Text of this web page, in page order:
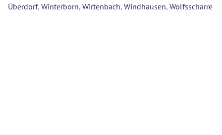
Überdorf, Winterborn, Wirtenbach, Windhausen, Wolfsscharre